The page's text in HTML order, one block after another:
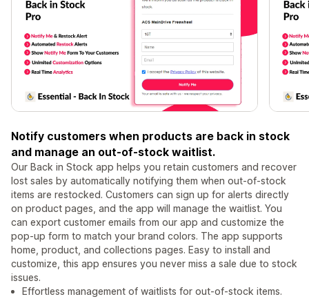
Notify customers when products are back in stock
and manage an out-of-stock waitlist.
Our Back in Stock app helps you retain customers and recover
lost sales by automatically notifying them when out-of-stock
items are restocked. Customers can sign up for alerts directly
on product pages, and the app will manage the waitlist. You
can export customer emails from our app and customize the
pop-up form to match your brand colors. The app supports
home, product, and collections pages. Easy to install and
customize, this app ensures you never miss a sale due to stock
issues.
Effortless management of waitlists for out-of-stock items.